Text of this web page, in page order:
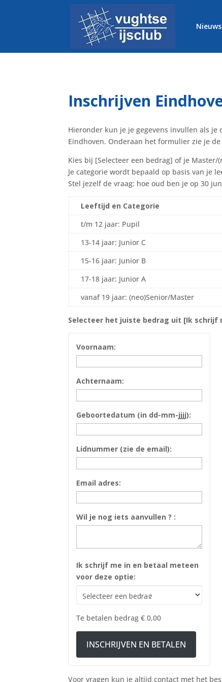
Nieuws
Inschrijven
Hieronder kun je je gegevens invullen als
Eindhoven. Onderaan het formulier zie je
Kies bij [Selecteer een bedrag] of je Master/
Je categorie wordt bepaald op basis van je
Stel jezelf de vraag: hoe oud ben je op 30
Leeftijd en Categorie
t/m 12 jaar: Pupil
13-14 jaar: Junior C
15-16 jaar: Junior B
17-18 jaar: Junior A
vanaf 19 jaar: (neo)Senior/Master
Selecteer het juiste bedrag uit [Ik schrijf
Voornaam:
Achternaam:
Geboortedatum (in dd-mm-jjjj):
Lidnummer (zie de email):
Email adres:
Wil je nog iets aanvullen ? :
Ik schrijf me in en betaal meteen
voor deze optie:
Te betalen bedrag€ 0,00
INSCHRIJVEN EN BETALEN
Voor vragen kun je altijd contact met het